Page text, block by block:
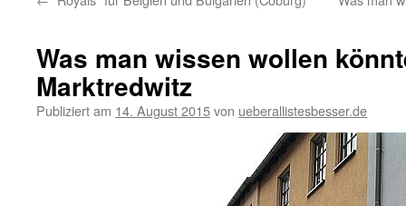
Was man wissen wollen
Marktredwitz
Publiziert am 14. August 2015von ueberallistesbesser.de